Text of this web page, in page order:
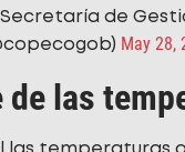
de
May 28,
de las